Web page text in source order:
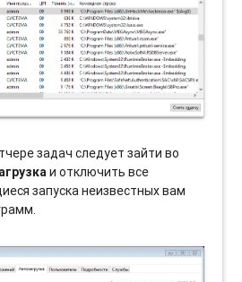
задач следует зайти во
и отключить все
запуска неизвестных вам